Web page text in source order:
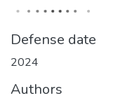
Defense date
2024
Authors